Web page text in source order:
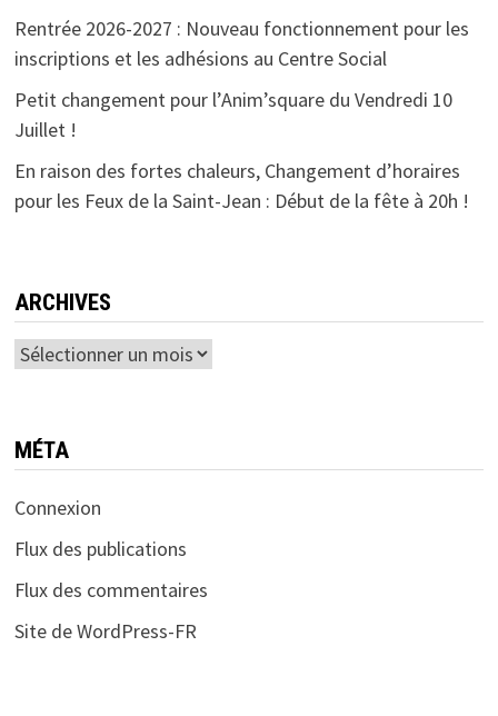
Rentrée 2026-2027 : Nouveau fonctionnement pour les
inscriptions et les adhésions au Centre Social
Petit changement pour l’Anim’square du Vendredi 10
Juillet !
En raison des fortes chaleurs, Changement d’horaires
pour les Feux de la Saint-Jean : Début de la fête à 20h !
ARCHIVES
Archives
MÉTA
Connexion
Flux des publications
Flux des commentaires
Site de WordPress-FR